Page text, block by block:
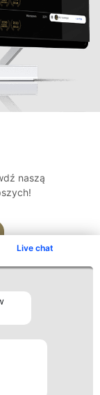
Live chat
naszą